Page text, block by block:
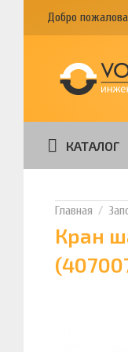
Добро
КАТАЛОГ
Кран